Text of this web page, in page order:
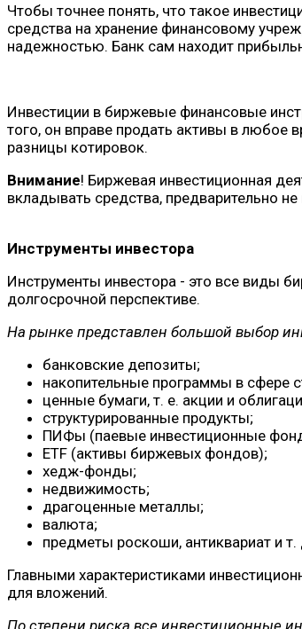
Чтобы точнее понять, что такое
средства на хранение финансовому
надежностью. Банк сам находит
Инвестиции в биржевые финансовые
того, он вправе продать активы в любое
разницы котировок.
Внимание! Биржевая инвестиционная
вкладывать средства, предварительно
Инструменты инвестора
Инструменты инвестора - это все виды
долгосрочной перспективе.
На рынке представлен большой выбор
банковские депозиты;
накопительные программы в сфере
ценные бумаги, т. е. акции и
структурированные продукты;
ПИФы (паевые инвестиционные
ETF (активы биржевых фондов);
хедж-фонды;
недвижимость;
драгоценные металлы;
валюта;
предметы роскоши, антиквариат и т.
Главными характеристиками
для вложений.
По степени риска все инвестиционные